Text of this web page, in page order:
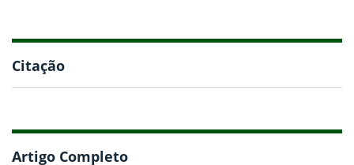
Citação
Artigo Completo